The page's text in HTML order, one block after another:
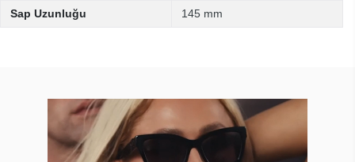
Sap Uzunluğu 145 mm